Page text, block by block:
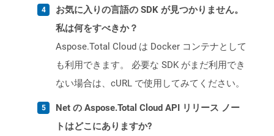
お気に入りの言語の SDK が見つかりません。
私は何をすべきか？
Aspose.Total Cloud は Docker コンテナとして
も利用できます。 必要な SDK がまだ利用でき
ない場合は、cURL で使用してみてください。
Net の Aspose.Total Cloud API リリース ノー
トはどこにありますか?